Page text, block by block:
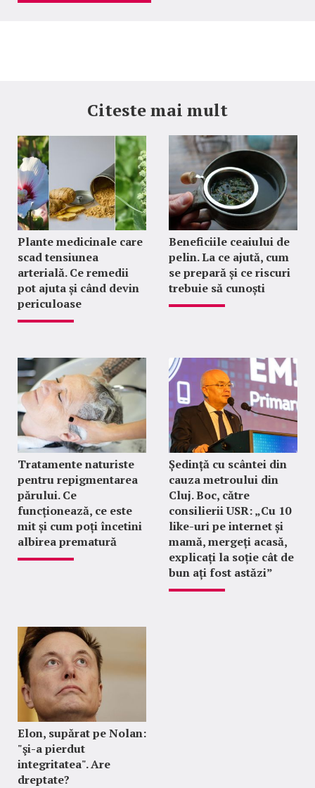
Citeste mai mult
Plante medicinale care
scad tensiunea
arterială. Ce remedii
pot ajuta și când devin
periculoase
Beneficiile ceaiului de
pelin. La ce ajută, cum
se prepară și ce riscuri
trebuie să cunoști
Tratamente naturiste
pentru repigmentarea
părului. Ce
funcționează, ce este
mit și cum poți încetini
albirea prematură
Ședință cu scântei din
cauza metroului din
Cluj. Boc, către
consilierii USR: „Cu 10
like-uri pe internet și
mamă, mergeți acasă,
explicați la soție cât de
bun ați fost astăzi”
Elon, supărat pe Nolan:
"şi-a pierdut
integritatea". Are
dreptate?